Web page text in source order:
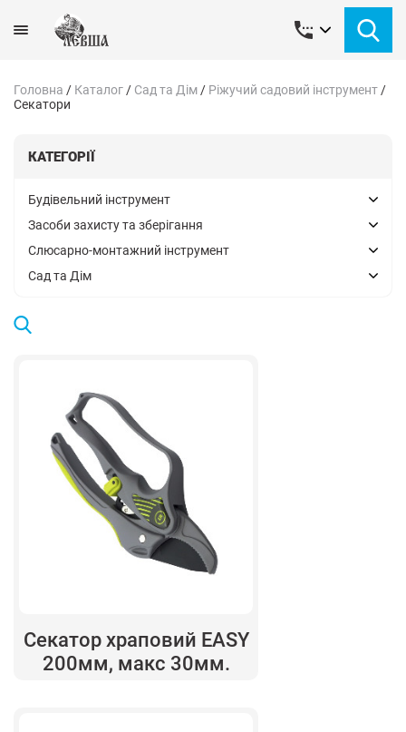
Головна / Каталог / Сад та Дім / Ріжучий садовий інструмент /
Секатори
КАТЕГОРІЇ
Будівельний інструмент
Засоби захисту та зберігання
Слюсарно-монтажний інструмент
Сад та Дім
Секатор храповий EASY
200мм, макс 30мм.